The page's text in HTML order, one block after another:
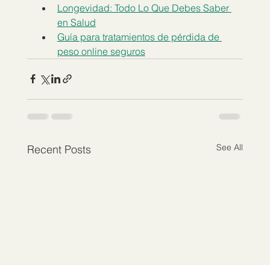
Longevidad: Todo Lo Que Debes Saber
en Salud
Guía para tratamientos de pérdida de
peso online seguros
Recent Posts See All